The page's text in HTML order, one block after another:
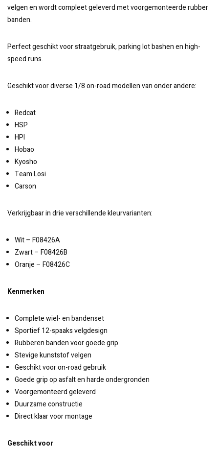
velgen en wordt compleet geleverd met voorgemonteerde rubber
banden.
Perfect geschikt voor straatgebruik, parking lot bashen en high-
speed runs.
Geschikt voor diverse 1/8 on-road modellen van onder andere:
Redcat
HSP
HPI
Hobao
Kyosho
Team Losi
Carson
Verkrijgbaar in drie verschillende kleurvarianten:
Wit – F08426A
Zwart – F08426B
Oranje – F08426C
Kenmerken
Complete wiel- en bandenset
Sportief 12-spaaks velgdesign
Rubberen banden voor goede grip
Stevige kunststof velgen
Geschikt voor on-road gebruik
Goede grip op asfalt en harde ondergronden
Voorgemonteerd geleverd
Duurzame constructie
Direct klaar voor montage
Geschikt voor